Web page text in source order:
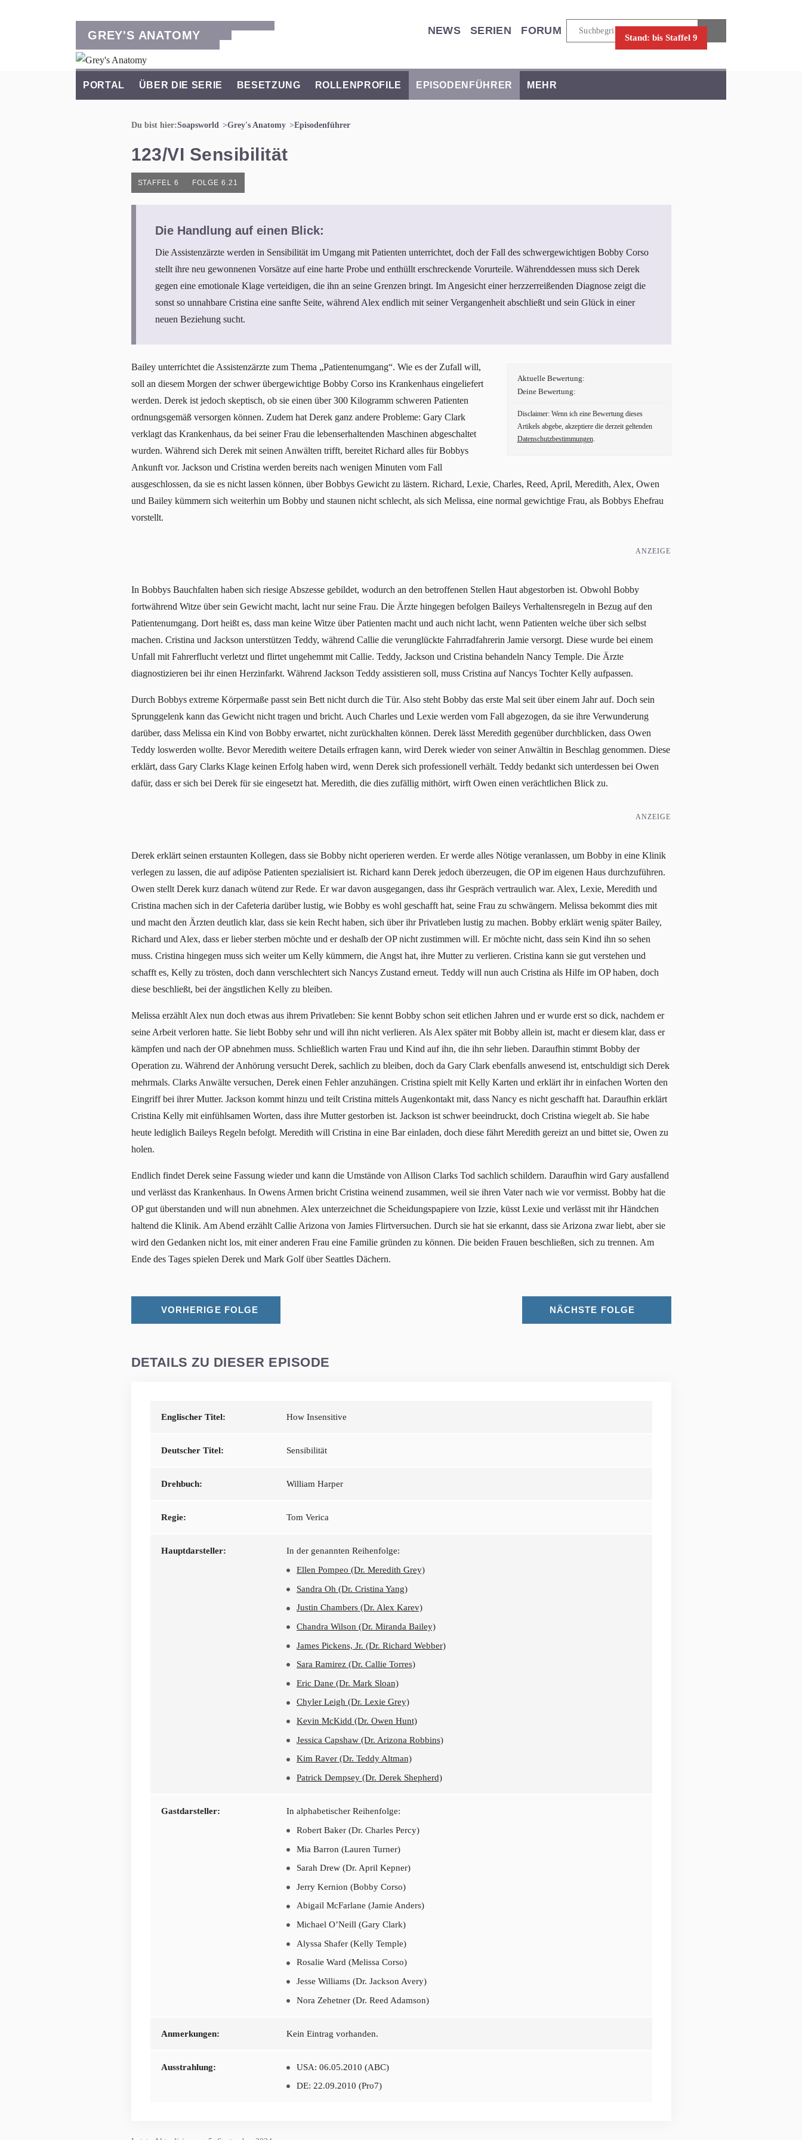
NEWS SERIEN FORUM
GREY'S ANATOMY Stand: bis Staffel 9
PORTAL ÜBER DIE SERIE BESETZUNG ROLLENPROFILE EPISODENFÜHRER MEHR
Du bist hier:Soapsworld Grey's Anatomy Episodenführer
123/VI Sensibilität
STAFFEL 6 FOLGE 6.21
Die Handlung auf einen Blick:
Die Assistenzärzte werden in Sensibilität im Umgang mit Patienten unterrichtet, doch der Fall des schwergewichtigen Bobby Corso
stellt ihre neu gewonnenen Vorsätze auf eine harte Probe und enthüllt erschreckende Vorurteile. Währenddessen muss sich Derek
gegen eine emotionale Klage verteidigen, die ihn an seine Grenzen bringt. Im Angesicht einer herzzerreißenden Diagnose zeigt die
sonst so unnahbare Cristina eine sanfte Seite, während Alex endlich mit seiner Vergangenheit abschließt und sein Glück in einer
neuen Beziehung sucht.
Aktuelle Bewertung:
Deine Bewertung:
Disclaimer: Wenn ich eine Bewertung dieses
Artikels abgebe, akzeptiere die derzeit geltenden
Datenschutzbestimmungen.
Bailey unterrichtet die Assistenzärzte zum Thema „Patientenumgang“. Wie es der Zufall will,
soll an diesem Morgen der schwer übergewichtige Bobby Corso ins Krankenhaus eingeliefert
werden. Derek ist jedoch skeptisch, ob sie einen über 300 Kilogramm schweren Patienten
ordnungsgemäß versorgen können. Zudem hat Derek ganz andere Probleme: Gary Clark
verklagt das Krankenhaus, da bei seiner Frau die lebenserhaltenden Maschinen abgeschaltet
wurden. Während sich Derek mit seinen Anwälten trifft, bereitet Richard alles für Bobbys
Ankunft vor. Jackson und Cristina werden bereits nach wenigen Minuten vom Fall
ausgeschlossen, da sie es nicht lassen können, über Bobbys Gewicht zu lästern. Richard, Lexie, Charles, Reed, April, Meredith, Alex, Owen
und Bailey kümmern sich weiterhin um Bobby und staunen nicht schlecht, als sich Melissa, eine normal gewichtige Frau, als Bobbys Ehefrau
vorstellt.
ANZEIGE
In Bobbys Bauchfalten haben sich riesige Abszesse gebildet, wodurch an den betroffenen Stellen Haut abgestorben ist. Obwohl Bobby
fortwährend Witze über sein Gewicht macht, lacht nur seine Frau. Die Ärzte hingegen befolgen Baileys Verhaltensregeln in Bezug auf den
Patientenumgang. Dort heißt es, dass man keine Witze über Patienten macht und auch nicht lacht, wenn Patienten welche über sich selbst
machen. Cristina und Jackson unterstützen Teddy, während Callie die verunglückte Fahrradfahrerin Jamie versorgt. Diese wurde bei einem
Unfall mit Fahrerflucht verletzt und flirtet ungehemmt mit Callie. Teddy, Jackson und Cristina behandeln Nancy Temple. Die Ärzte
diagnostizieren bei ihr einen Herzinfarkt. Während Jackson Teddy assistieren soll, muss Cristina auf Nancys Tochter Kelly aufpassen.
Durch Bobbys extreme Körpermaße passt sein Bett nicht durch die Tür. Also steht Bobby das erste Mal seit über einem Jahr auf. Doch sein
Sprunggelenk kann das Gewicht nicht tragen und bricht. Auch Charles und Lexie werden vom Fall abgezogen, da sie ihre Verwunderung
darüber, dass Melissa ein Kind von Bobby erwartet, nicht zurückhalten können. Derek lässt Meredith gegenüber durchblicken, dass Owen
Teddy loswerden wollte. Bevor Meredith weitere Details erfragen kann, wird Derek wieder von seiner Anwältin in Beschlag genommen. Diese
erklärt, dass Gary Clarks Klage keinen Erfolg haben wird, wenn Derek sich professionell verhält. Teddy bedankt sich unterdessen bei Owen
dafür, dass er sich bei Derek für sie eingesetzt hat. Meredith, die dies zufällig mithört, wirft Owen einen verächtlichen Blick zu.
ANZEIGE
Derek erklärt seinen erstaunten Kollegen, dass sie Bobby nicht operieren werden. Er werde alles Nötige veranlassen, um Bobby in eine Klinik
verlegen zu lassen, die auf adipöse Patienten spezialisiert ist. Richard kann Derek jedoch überzeugen, die OP im eigenen Haus durchzuführen.
Owen stellt Derek kurz danach wütend zur Rede. Er war davon ausgegangen, dass ihr Gespräch vertraulich war. Alex, Lexie, Meredith und
Cristina machen sich in der Cafeteria darüber lustig, wie Bobby es wohl geschafft hat, seine Frau zu schwängern. Melissa bekommt dies mit
und macht den Ärzten deutlich klar, dass sie kein Recht haben, sich über ihr Privatleben lustig zu machen. Bobby erklärt wenig später Bailey,
Richard und Alex, dass er lieber sterben möchte und er deshalb der OP nicht zustimmen will. Er möchte nicht, dass sein Kind ihn so sehen
muss. Cristina hingegen muss sich weiter um Kelly kümmern, die Angst hat, ihre Mutter zu verlieren. Cristina kann sie gut verstehen und
schafft es, Kelly zu trösten, doch dann verschlechtert sich Nancys Zustand erneut. Teddy will nun auch Cristina als Hilfe im OP haben, doch
diese beschließt, bei der ängstlichen Kelly zu bleiben.
Melissa erzählt Alex nun doch etwas aus ihrem Privatleben: Sie kennt Bobby schon seit etlichen Jahren und er wurde erst so dick, nachdem er
seine Arbeit verloren hatte. Sie liebt Bobby sehr und will ihn nicht verlieren. Als Alex später mit Bobby allein ist, macht er diesem klar, dass er
kämpfen und nach der OP abnehmen muss. Schließlich warten Frau und Kind auf ihn, die ihn sehr lieben. Daraufhin stimmt Bobby der
Operation zu. Während der Anhörung versucht Derek, sachlich zu bleiben, doch da Gary Clark ebenfalls anwesend ist, entschuldigt sich Derek
mehrmals. Clarks Anwälte versuchen, Derek einen Fehler anzuhängen. Cristina spielt mit Kelly Karten und erklärt ihr in einfachen Worten den
Eingriff bei ihrer Mutter. Jackson kommt hinzu und teilt Cristina mittels Augenkontakt mit, dass Nancy es nicht geschafft hat. Daraufhin erklärt
Cristina Kelly mit einfühlsamen Worten, dass ihre Mutter gestorben ist. Jackson ist schwer beeindruckt, doch Cristina wiegelt ab. Sie habe
heute lediglich Baileys Regeln befolgt. Meredith will Cristina in eine Bar einladen, doch diese fährt Meredith gereizt an und bittet sie, Owen zu
holen.
Endlich findet Derek seine Fassung wieder und kann die Umstände von Allison Clarks Tod sachlich schildern. Daraufhin wird Gary ausfallend
und verlässt das Krankenhaus. In Owens Armen bricht Cristina weinend zusammen, weil sie ihren Vater nach wie vor vermisst. Bobby hat die
OP gut überstanden und will nun abnehmen. Alex unterzeichnet die Scheidungspapiere von Izzie, küsst Lexie und verlässt mit ihr Händchen
haltend die Klinik. Am Abend erzählt Callie Arizona von Jamies Flirtversuchen. Durch sie hat sie erkannt, dass sie Arizona zwar liebt, aber sie
wird den Gedanken nicht los, mit einer anderen Frau eine Familie gründen zu können. Die beiden Frauen beschließen, sich zu trennen. Am
Ende des Tages spielen Derek und Mark Golf über Seattles Dächern.
VORHERIGE FOLGE NÄCHSTE FOLGE
DETAILS ZU DIESER EPISODE
Englischer Titel: How Insensitive
Deutscher Titel: Sensibilität
Drehbuch: William Harper
Regie: Tom Verica
Hauptdarsteller:
In der genannten Reihenfolge:
Ellen Pompeo (Dr. Meredith Grey)
Sandra Oh (Dr. Cristina Yang)
Justin Chambers (Dr. Alex Karev)
Chandra Wilson (Dr. Miranda Bailey)
James Pickens, Jr. (Dr. Richard Webber)
Sara Ramirez (Dr. Callie Torres)
Eric Dane (Dr. Mark Sloan)
Chyler Leigh (Dr. Lexie Grey)
Kevin McKidd (Dr. Owen Hunt)
Jessica Capshaw (Dr. Arizona Robbins)
Kim Raver (Dr. Teddy Altman)
Patrick Dempsey (Dr. Derek Shepherd)
Gastdarsteller:
In alphabetischer Reihenfolge:
Robert Baker (Dr. Charles Percy)
Mia Barron (Lauren Turner)
Sarah Drew (Dr. April Kepner)
Jerry Kernion (Bobby Corso)
Abigail McFarlane (Jamie Anders)
Michael O’Neill (Gary Clark)
Alyssa Shafer (Kelly Temple)
Rosalie Ward (Melissa Corso)
Jesse Williams (Dr. Jackson Avery)
Nora Zehetner (Dr. Reed Adamson)
Anmerkungen: Kein Eintrag vorhanden.
Ausstrahlung:
USA: 06.05.2010 (ABC)
DE: 22.09.2010 (Pro7)